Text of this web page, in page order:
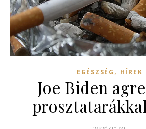
EGÉSZSÉG , HÍREK
Joe Biden